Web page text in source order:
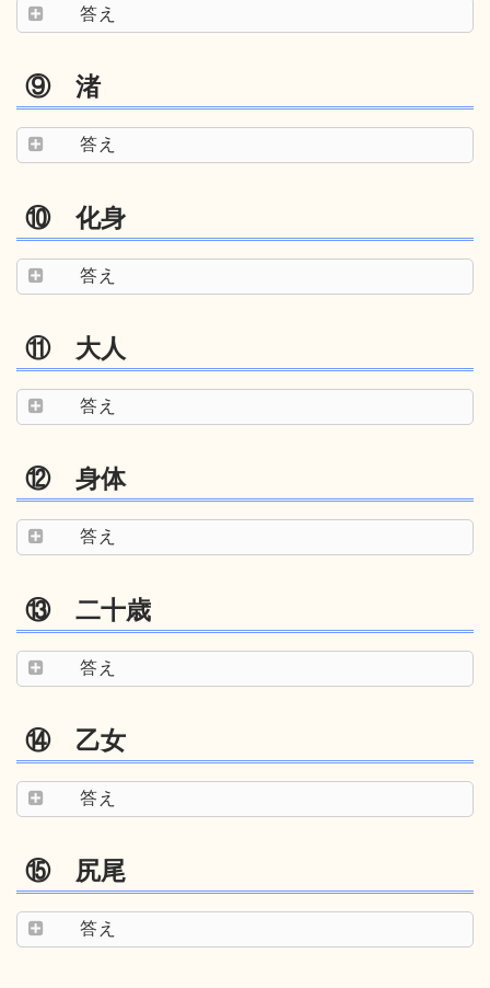
答え
⑨ 渚
答え
⑩ 化身
答え
⑪ 大人
答え
⑫ 身体
答え
⑬ 二十歳
答え
⑭ 乙女
答え
⑮ 尻尾
答え